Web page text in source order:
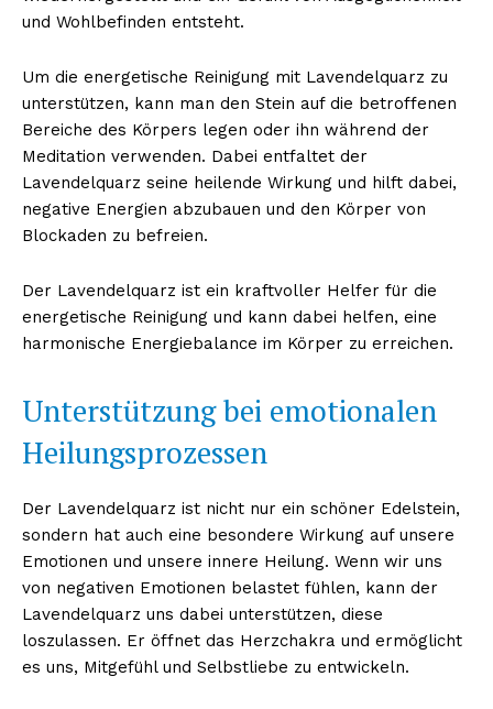
und Wohlbefinden entsteht.
Um die energetische Reinigung mit Lavendelquarz zu
unterstützen, kann man den Stein auf die betroffenen
Bereiche des Körpers legen oder ihn während der
Meditation verwenden. Dabei entfaltet der
Lavendelquarz seine heilende Wirkung und hilft dabei,
negative Energien abzubauen und den Körper von
Blockaden zu befreien.
Der Lavendelquarz ist ein kraftvoller Helfer für die
energetische Reinigung und kann dabei helfen, eine
harmonische Energiebalance im Körper zu erreichen.
Unterstützung bei emotionalen
Heilungsprozessen
Der Lavendelquarz ist nicht nur ein schöner Edelstein,
sondern hat auch eine besondere Wirkung auf unsere
Emotionen und unsere innere Heilung. Wenn wir uns
von negativen Emotionen belastet fühlen, kann der
Lavendelquarz uns dabei unterstützen, diese
loszulassen. Er öffnet das Herzchakra und ermöglicht
es uns, Mitgefühl und Selbstliebe zu entwickeln.